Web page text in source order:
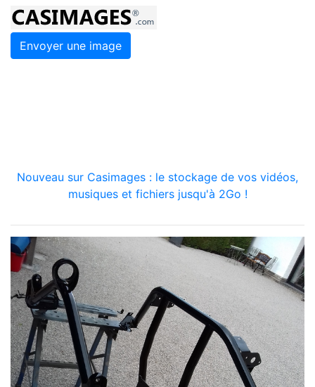
Envoyer une image
Nouveau sur Casimages : le stockage de vos vidéos,
musiques et fichiers jusqu'à 2Go !